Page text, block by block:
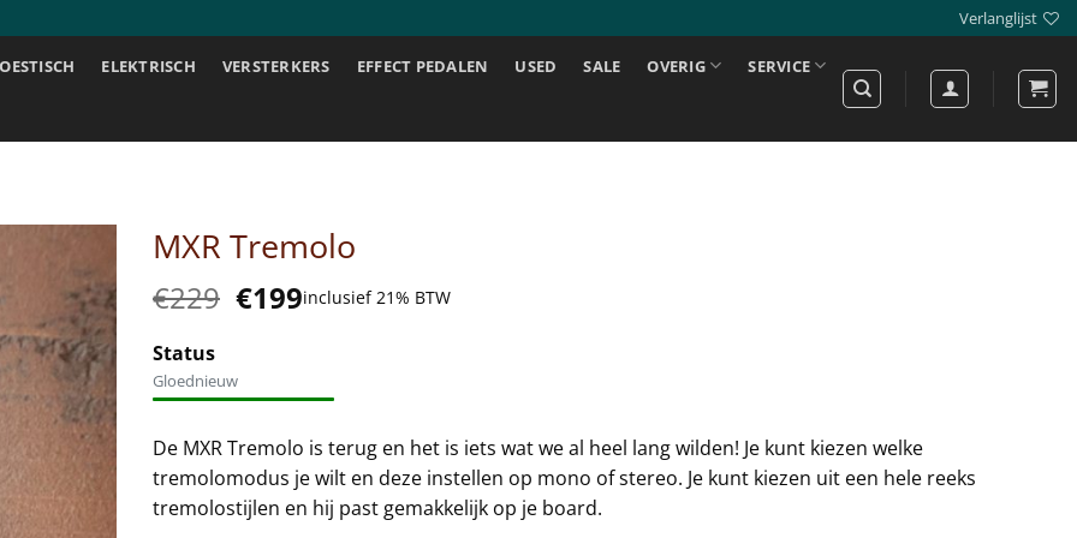
Verlanglijst
ELEKTRISCH VERSTERKERS EFFECT PEDALEN USED SALE OVERIG SERVICE
MXR Tremolo
€229 Oorspronkelijke
€229.
€199Huidige
inclusief 21% BTW
Status
Gloednieuw
De MXR Tremolo is terug en het is iets wat we al heel lang wilden! Je kunt kiezen welke
tremolomodus je wilt en deze instellen op mono of stereo. Je kunt kiezen uit een hele reeks
tremolostijlen en hij past gemakkelijk op je board.